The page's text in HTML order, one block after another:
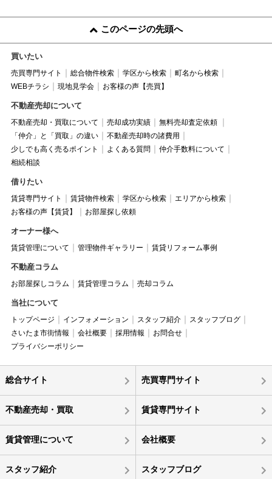
このページの先頭へ
買いたい
売買専門サイト 総合物件検索 学区から検索
町名から検索
WEBチラシ
現地見学会 お客様の声【売買】
不動産売却について
不動産売却・買取について 売却成功実績
無料売却査定依頼
「仲介」と「買取」の違い
不動産売却時の諸費用
少しでも高く売るポイント
よくある質問
仲介手数料について
相続相談
借りたい
賃貸専門サイト 賃貸物件検索 学区から検索
エリアから検索
お客様の声【賃貸】
お部屋探し依頼
オーナー様へ
賃貸管理について 管理物件ギャラリー 賃貸リフォーム事例
不動産コラム
お部屋探しコラム 賃貸管理コラム 売却コラム
当社について
トップページ インフォメーション スタッフ紹介
スタッフブログ
さいたま市街情報
会社概要 採用情報
お問合せ
プライバシーポリシー
総合サイト 売買専門サイト
不動産売却・買取 賃貸専門サイト
賃貸管理について 会社概要
スタッフ紹介 スタッフブログ